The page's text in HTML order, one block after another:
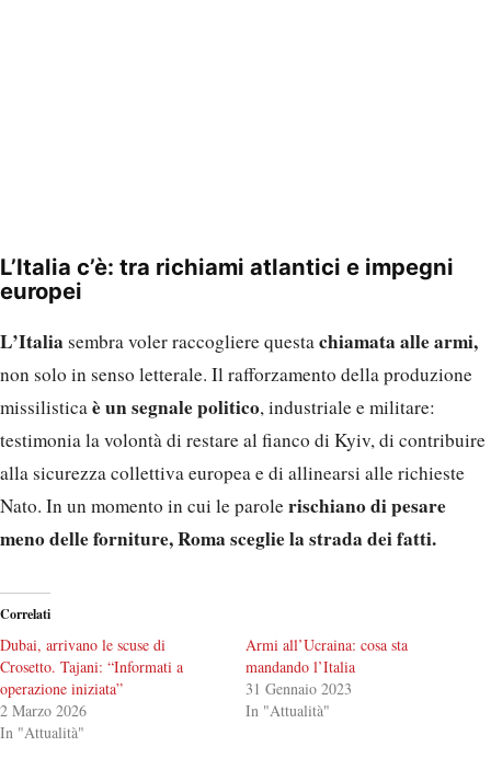
L’Italia c’è: tra richiami atlantici e impegni
europei
L’Italia sembra voler raccogliere questachiamata alle armi,
non solo in senso letterale. Il rafforzamento della produzione
missilisticaè un segnale politico, industriale e militare:
testimonia la volontà di restare al fianco di Kyiv, di contribuire
alla sicurezza collettiva europea e di allinearsi alle richieste
Nato. In un momento in cui le parolerischiano di pesare
meno delle forniture, Roma sceglie la strada dei fatti.
Correlati
Dubai, arrivano le scuse di
Crosetto. Tajani: “Informati a
operazione iniziata”
2 Marzo 2026
In "Attualità"
Armi all’Ucraina: cosa sta
mandando l’Italia
31 Gennaio 2023
In "Attualità"